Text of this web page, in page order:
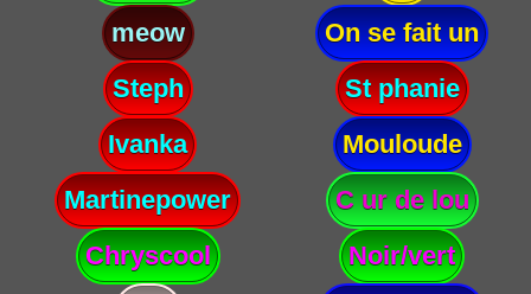
meow
On se fait un
Steph
St phanie
Ivanka
Mouloude
Martinepower
C ur de lou
Chryscool
Noir/vert